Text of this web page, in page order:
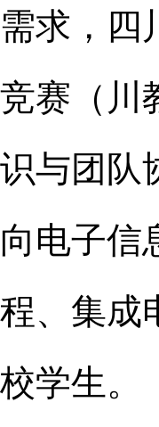
需求，四
竞赛（川
识与团队
向电子信
程、集成
校学生。